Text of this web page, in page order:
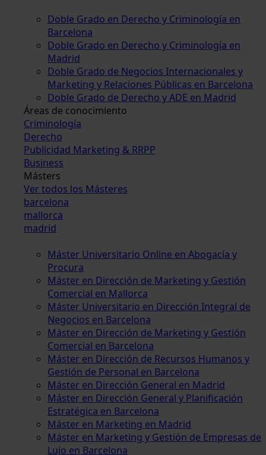
Doble Grado en Derecho y Criminología en
Barcelona
Doble Grado en Derecho y Criminología en
Madrid
Doble Grado de Negocios Internacionales y
Marketing y Relaciones Públicas en Barcelona
Doble Grado de Derecho y ADE en Madrid
Áreas de conocimiento
Criminología
Derecho
Publicidad Marketing & RRPP
Business
Másters
Ver todos los Másteres
barcelona
mallorca
madrid
Máster Universitario Online en Abogacía y
Procura
Máster en Dirección de Marketing y Gestión
Comercial en Mallorca
Máster Universitario en Dirección Integral de
Negocios en Barcelona
Máster en Dirección de Marketing y Gestión
Comercial en Barcelona
Máster en Dirección de Recursos Humanos y
Gestión de Personal en Barcelona
Máster en Dirección General en Madrid
Máster en Dirección General y Planificación
Estratégica en Barcelona
Máster en Marketing en Madrid
Máster en Marketing y Gestión de Empresas de
Lujo en Barcelona